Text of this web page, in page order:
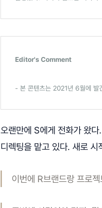
Editor's Comment
- 본 콘텐츠는 2021년 6월에 발
오랜만에 S에게 전화가 왔
디렉팅을 맡고 있다. 새로
이번에 R브랜드랑 프로